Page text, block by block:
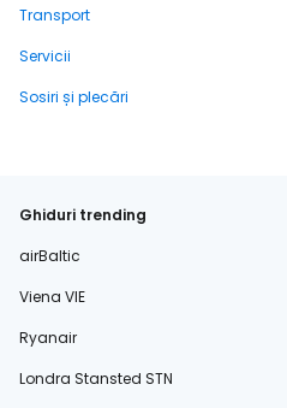
Transport
Servicii
Sosiri și plecări
Ghiduri trending
airBaltic
Viena VIE
Ryanair
Londra Stansted STN